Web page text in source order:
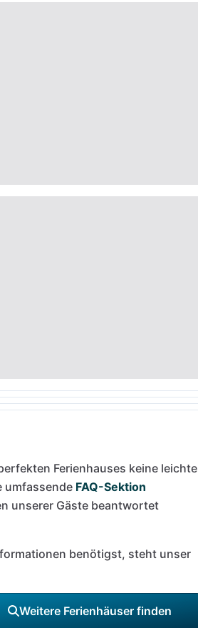
Ferienhauses keine leichte
umfassende FAQ-Sektion
unserer Gäste beantwortet
benötigst, steht unser
Weitere Ferienhäuser finden